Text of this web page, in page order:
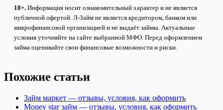
18+. Информация носит ознакомительный характер и не является
публичной офертой. Л-Займ не является кредитором, банком или
микрофинансовой организацией и не выдаёт займы. Актуальные
условия уточняйте на сайте выбранной МФО. Перед оформлением
займа оценивайте свои финансовые возможности и риски.
Похожие статьи
Займ маркет — отзывы, условия, как оформить
Money star займ — отзывы, условия, как оформить